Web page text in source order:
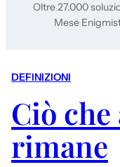
Oltre 27.000
Mese
DEFINIZIONI
Ciò
rimane